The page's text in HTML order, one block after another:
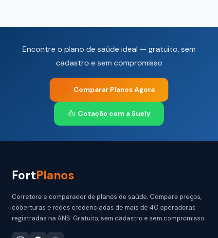
Encontre o plano de saúde ideal — gratuito, sem
cadastro e sem compromisso
Comparar Planos Agora
Cotação com a Suely
FortPlanos
Corretora e comparador de planos de saúde. Compare preços,
coberturas e redes credenciadas de mais de 40 operadoras
registradas na ANS. Gratuito, sem cadastro e sem compromisso.